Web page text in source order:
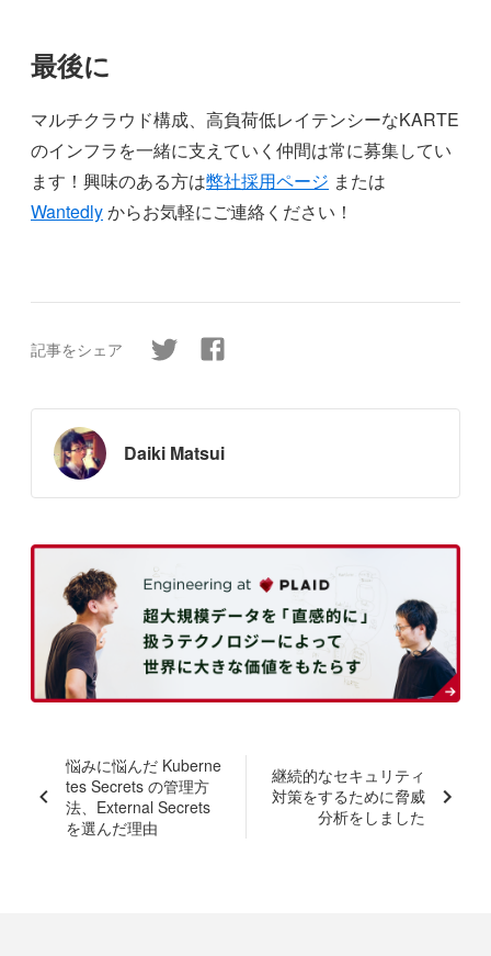
最後に
マルチクラウド構成、高負荷低レイテンシーなKARTE
のインフラを一緒に支えていく仲間は常に募集してい
ます！興味のある方は弊社採用ページ または
Wantedlyからお気軽にご連絡ください！
記事をシェア
Daiki Matsui
悩みに悩んだ Kuberne
tes Secrets の管理方
法、External Secrets
を選んだ理由
継続的なセキュリティ
対策をするために脅威
分析をしました